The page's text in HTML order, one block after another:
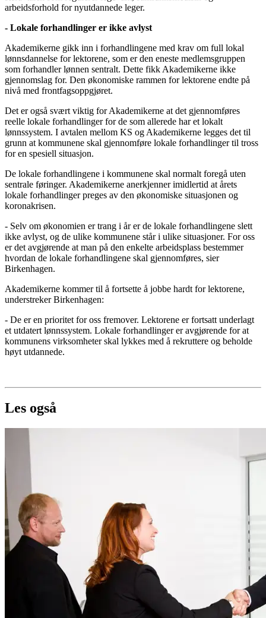
arbeidsforhold for nyutdannede leger.
- Lokale forhandlinger er ikke avlyst
Akademikerne gikk inn i forhandlingene med krav om full lokal
lønnsdannelse for lektorene, som er den eneste medlemsgruppen
som forhandler lønnen sentralt. Dette fikk Akademikerne ikke
gjennomslag for. Den økonomiske rammen for lektorene endte på
nivå med frontfagsoppgjøret.
Det er også svært viktig for Akademikerne at det gjennomføres
reelle lokale forhandlinger for de som allerede har et lokalt
lønnssystem. I avtalen mellom KS og Akademikerne legges det til
grunn at kommunene skal gjennomføre lokale forhandlinger til tross
for en spesiell situasjon.
De lokale forhandlingene i kommunene skal normalt foregå uten
sentrale føringer. Akademikerne anerkjenner imidlertid at årets
lokale forhandlinger preges av den økonomiske situasjonen og
koronakrisen.
- Selv om økonomien er trang i år er de lokale forhandlingene slett
ikke avlyst, og de ulike kommunene står i ulike situasjoner. For oss
er det avgjørende at man på den enkelte arbeidsplass bestemmer
hvordan de lokale forhandlingene skal gjennomføres, sier
Birkenhagen.
Akademikerne kommer til å fortsette å jobbe hardt for lektorene,
understreker Birkenhagen:
- De er en prioritet for oss fremover. Lektorene er fortsatt underlagt
et utdatert lønnssystem. Lokale forhandlinger er avgjørende for at
kommunens virksomheter skal lykkes med å rekruttere og beholde
høyt utdannede.
Les også